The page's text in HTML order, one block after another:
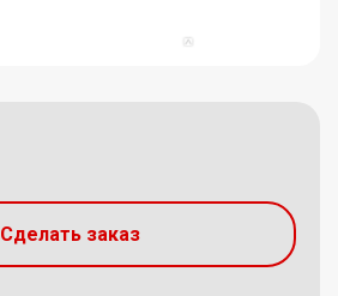
Сделать заказ